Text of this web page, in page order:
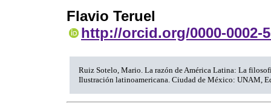
Flavio Teruel
http://orcid.org/0000-0002-
Ruiz Sotelo, Mario. La razón de América Latina: La
Ilustración latinoamericana. Ciudad de México: UNAM,